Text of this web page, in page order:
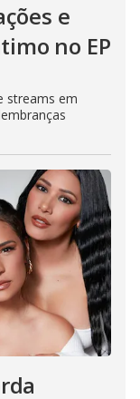
e
no EP
streams em